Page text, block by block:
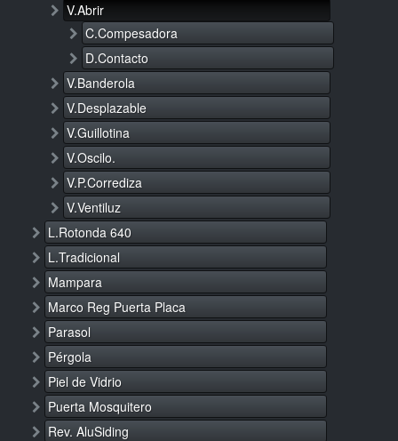
V.Abrir
C.Compesadora
D.Contacto
V.Banderola
V.Desplazable
V.Guillotina
V.Oscilo.
V.P.Corrediza
V.Ventiluz
L.Rotonda 640
L.Tradicional
Mampara
Marco Reg Puerta Placa
Parasol
Pérgola
Piel de Vidrio
Puerta Mosquitero
Rev. AluSiding